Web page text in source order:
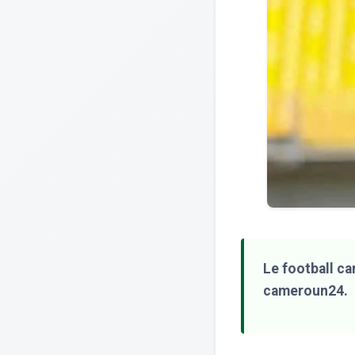
Le football
cameroun24.